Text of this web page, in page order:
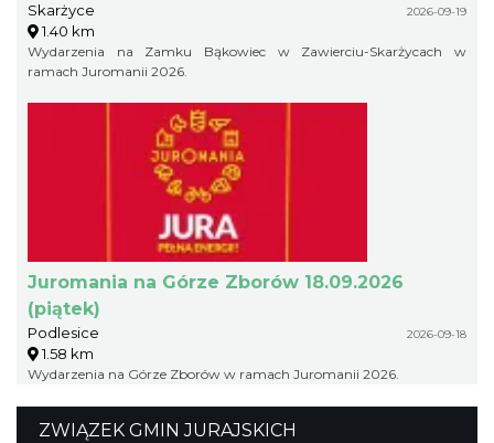
Skarżyce 2026-09-19
1.40 km
Wydarzenia na Zamku Bąkowiec w Zawierciu-Skarżycach w
ramach Juromanii 2026.
Juromania na Górze Zborów 18.09.2026
(piątek)
Podlesice 2026-09-18
1.58 km
Wydarzenia na Górze Zborów w ramach Juromanii 2026.
ZWIĄZEK GMIN JURAJSKICH